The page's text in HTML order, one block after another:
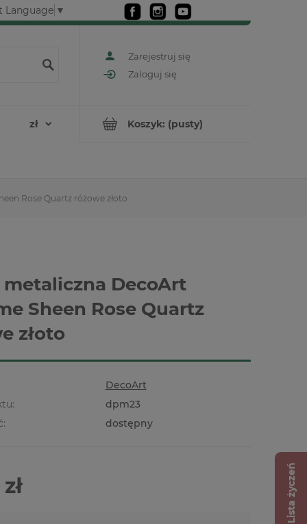
Language ▼
Zarejestruj się
Zaloguj się
Koszyk: (pusty)
Rose Quartz różowe złoto
metaliczna DecoArt
Sheen Rose Quartz
złoto
DecoArt
dpm23
dostępny
Lista życzeń